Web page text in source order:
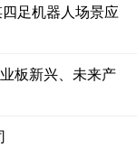
足机器人场景应
板新兴、未来产